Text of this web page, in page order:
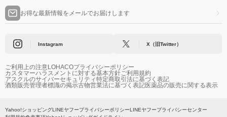
お得な最新情報をメールでお届けします
Instagram X（旧Twitter）
ご利用上の注意LOHACOプライバシーポリシー
カスタマーハラスメントに対する基本方針ご利用規約
アスクルのサイバーセキュリティ特定商取引法に基づく表記
酒類販売管理者標識の掲示古物営業法に基づく表記医薬品の販売に関する表示
Yahoo!ショッピングLINEヤフープライバシーポリシーLINEヤフープライバシーセンター